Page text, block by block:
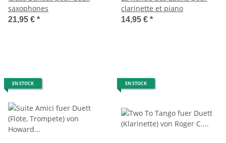
saxophones
21,95 € *
clarinette et piano
14,95 € *
EN STOCK EN STOCK